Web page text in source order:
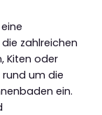
zahlreichen
Kiten oder
um die
ein.